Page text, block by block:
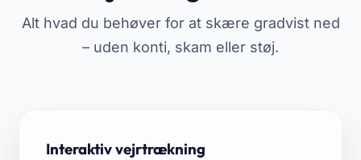
Alt hvad du behøver for at skære gradvist ned
– uden konti, skam eller støj.
Interaktiv vejrtrækning